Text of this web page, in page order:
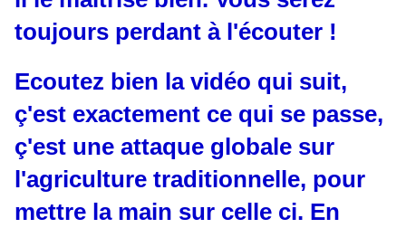
toujours perdant à l'écouter !
Ecoutez bien la vidéo qui suit,
ç'est exactement ce qui se passe,
ç'est une attaque globale sur
l'agriculture traditionnelle, pour
mettre la main sur celle ci. En